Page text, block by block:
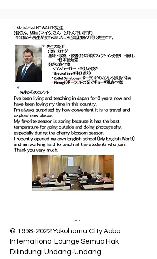
© 1998-2022 Yokohama City Aoba
International Lounge Semua Hak
Dilindungi Undang-Undang